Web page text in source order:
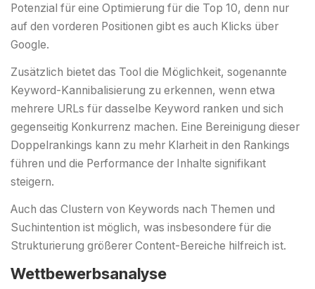
Potenzial für eine Optimierung für die Top 10, denn nur
auf den vorderen Positionen gibt es auch Klicks über
Google.
Zusätzlich bietet das Tool die Möglichkeit, sogenannte
Keyword-Kannibalisierung zu erkennen, wenn etwa
mehrere URLs für dasselbe Keyword ranken und sich
gegenseitig Konkurrenz machen. Eine Bereinigung dieser
Doppelrankings kann zu mehr Klarheit in den Rankings
führen und die Performance der Inhalte signifikant
steigern.
Auch das Clustern von Keywords nach Themen und
Suchintention ist möglich, was insbesondere für die
Strukturierung größerer Content-Bereiche hilfreich ist.
Wettbewerbsanalyse